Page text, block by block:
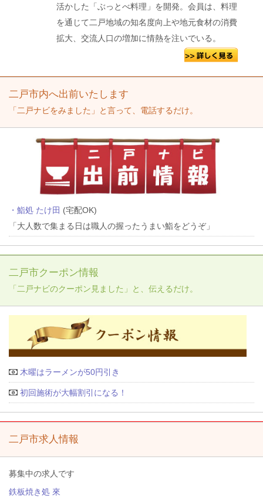
活かした「ぶっとべ料理」を開発。会員は、料理
を通じて二戸地域の知名度向上や地元食材の消費
拡大、交流人口の増加に情熱を注いでいる。
二戸市内へ出前いたします
「二戸ナビをみました」と言って、電話するだけ。
・鮨処 たけ田 (宅配OK)
「大人数で集まる日は職人の握ったうまい鮨をどうぞ」
二戸市クーポン情報
「二戸ナビのクーポン見ました」と、伝えるだけ。
木曜はラーメンが50円引き
初回施術が大幅割引になる！
二戸市求人情報
募集中の求人です
鉄板焼き処 來